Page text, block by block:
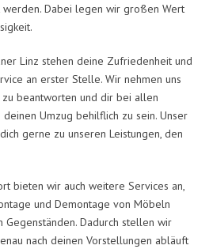
Dabei legen wir großen Wert
Linz stehen deine Zufriedenheit und
an erster Stelle. Wir nehmen uns
beantworten und dir bei allen
Umzug behilflich zu sein. Unser
gerne zu unseren Leistungen, den
bieten wir auch weitere Services an,
und Demontage von Möbeln
Dadurch stellen wir
nach deinen Vorstellungen abläuft